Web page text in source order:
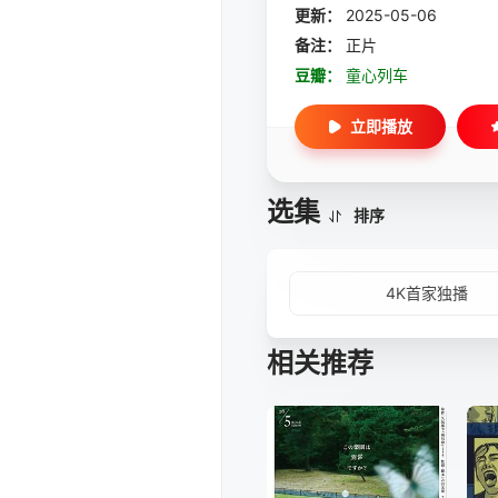
更新：
2025-05-06
备注：
正片
豆瓣：
童心列车
立即播放
选集 排序
4K首家独播
相关推荐